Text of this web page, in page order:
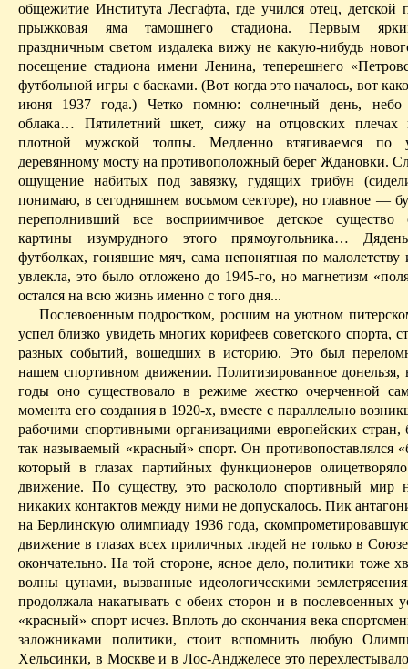
общежитие Института Лесгафта, где учился отец,
прыжковая яма тамошнего стадиона. Первым
праздничным светом издалека вижу не какую-нибудь
посещение стадиона имени Ленина, теперешнего
футбольной игры с басками. (Вот когда это началось, вот
июня 1937 года.) Четко помню: солнечный день, небо
облака… Пятилетнийшкет, сижу на отцовских плечах
плотной мужской толпы. Медленно втягиваемся по
деревянному мосту на противоположный берег Ждановки.
ощущение набитых под завязку, гудящих трибун
понимаю, в сегодняшнем восьмом секторе), но главное —
переполнивший все восприимчивое детское существо
картины изумрудного этого прямоугольника…
футболках, гонявшие мяч, сама непонятная по малолетству
увлекла, это было отложено до 1945-го, но магнетизм
остался на всю жизнь именно с того дня...
Послевоенным подростком, росшим на уютном
успел близко увидеть многих корифеев советского спорта,
разных событий, вошедших в историю. Это был
нашем спортивном движении. Политизированное донельзя,
годы оно существовало в режиме жестко очерченной
момента его создания в 1920-х, вместе с параллельно
рабочими спортивными организациями европейских стран,
так называемый «красный» спорт. Он противопоставлялся
который в глазах партийных функционеров
движение. По существу, это раскололо спортивный мир
никаких контактов между ними не допускалось. Пик
на Берлинскую олимпиаду 1936 года,
движение в глазах всех приличных людей не только в
окончательно. На той стороне, ясное дело, политики тоже
волны цунами, вызванные идеологическими
продолжала накатывать с обеих сторон и в послевоенных
«красный» спорт исчез. Вплоть до скончания века
заложниками политики, стоит вспомнить любую
Хельсинки, в Москве и в Лос-Анджелесе это